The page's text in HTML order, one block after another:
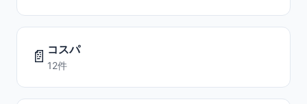
📄 コスパ
12件